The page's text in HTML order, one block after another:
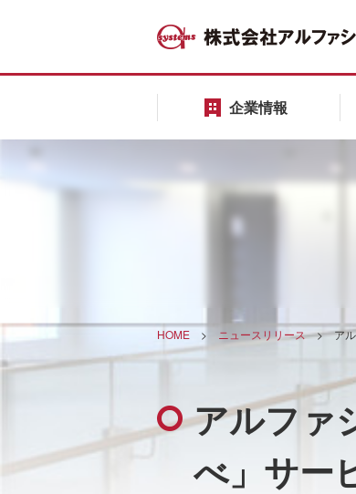
企業情報
HOME > ニュースリリース>ア
アルファ
べ」サー